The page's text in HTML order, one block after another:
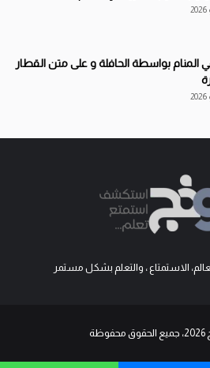
المنام بواسطة الحافلة و على متن القطار
الاستمتاع ، والتعلم بشكل مستمر